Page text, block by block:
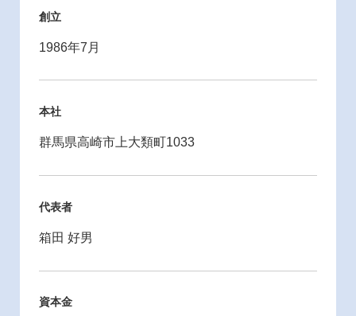
創立
1986年7月
本社
群馬県高崎市上大類町1033
代表者
箱田 好男
資本金